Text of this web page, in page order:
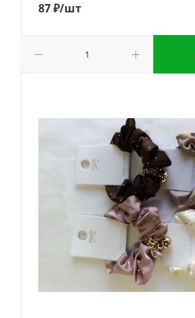
87₽/шт